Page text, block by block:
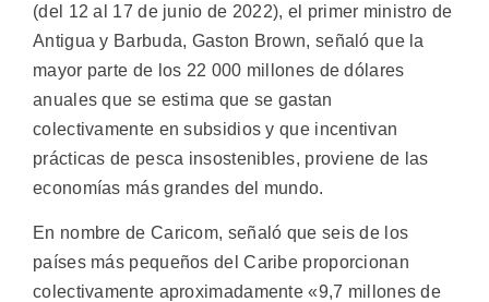
(del 12 al 17 de junio de 2022), el primer ministro de
Antigua y Barbuda, Gaston Brown, señaló que la
mayor parte de los 22 000 millones de dólares
anuales que se estima que se gastan
colectivamente en subsidios y que incentivan
prácticas de pesca insostenibles, proviene de las
economías más grandes del mundo.
En nombre de Caricom, señaló que seis de los
países más pequeños del Caribe proporcionan
colectivamente aproximadamente «9,7 millones de